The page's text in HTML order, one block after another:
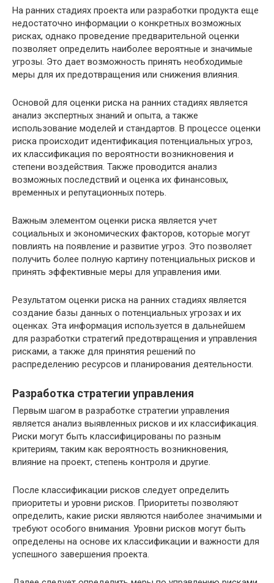
На ранних стадиях проекта или разработки продукта еще
недостаточно информации о конкретных возможных
рисках, однако проведение предварительной оценки
позволяет определить наиболее вероятные и значимые
угрозы. Это дает возможность принять необходимые
меры для их предотвращения или снижения влияния.
Основой для оценки риска на ранних стадиях является
анализ экспертных знаний и опыта, а также
использование моделей и стандартов. В процессе оценки
риска происходит идентификация потенциальных угроз,
их классификация по вероятности возникновения и
степени воздействия. Также проводится анализ
возможных последствий и оценка их финансовых,
временных и репутационных потерь.
Важным элементом оценки риска является учет
социальных и экономических факторов, которые могут
повлиять на появление и развитие угроз. Это позволяет
получить более полную картину потенциальных рисков и
принять эффективные меры для управления ими.
Результатом оценки риска на ранних стадиях является
создание базы данных о потенциальных угрозах и их
оценках. Эта информация используется в дальнейшем
для разработки стратегий предотвращения и управления
рисками, а также для принятия решений по
распределению ресурсов и планирования деятельности.
Разработка стратегии управления
Первым шагом в разработке стратегии управления
является анализ выявленных рисков и их классификация.
Риски могут быть классифицированы по разным
критериям, таким как вероятность возникновения,
влияние на проект, степень контроля и другие.
После классификации рисков следует определить
приоритеты и уровни рисков. Приоритеты позволяют
определить, какие риски являются наиболее значимыми и
требуют особого внимания. Уровни рисков могут быть
определены на основе их классификации и важности для
успешного завершения проекта.